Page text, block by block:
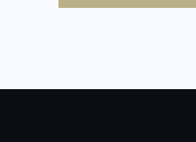
i Półmaraton Szczeciński.